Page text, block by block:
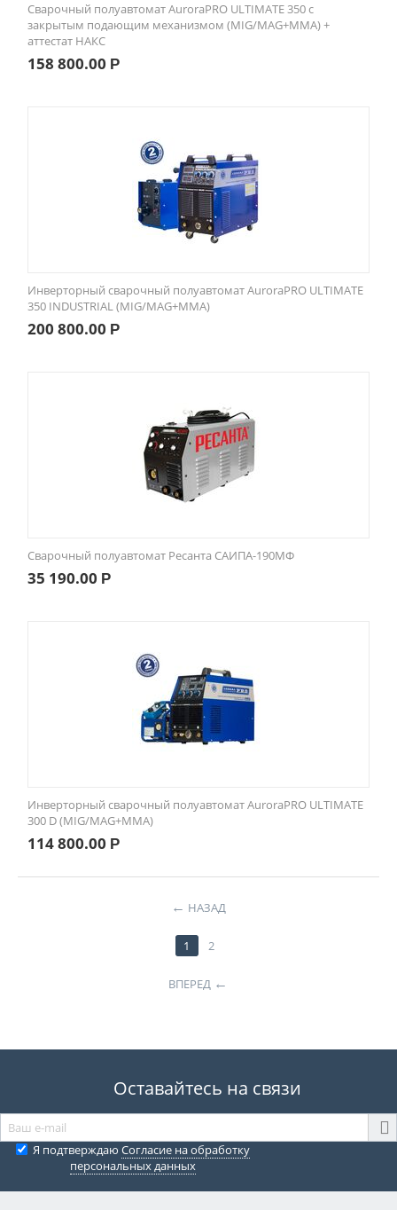
Сварочный полуавтомат AuroraPRO ULTIMATE 350 с
закрытым подающим механизмом (MIG/MAG+MMA) +
аттестат НАКС
158 800.00 Р
Инверторный сварочный полуавтомат AuroraPRO ULTIMATE
350 INDUSTRIAL (MIG/MAG+MMA)
200 800.00 Р
Сварочный полуавтомат Ресанта САИПА-190МФ
35 190.00 Р
Инверторный сварочный полуавтомат AuroraPRO ULTIMATE
300 D (MIG/MAG+MMA)
114 800.00 Р
НАЗАД
1 2
ВПЕРЕД
Оставайтесь на связи
Я подтверждаю Согласие на обработку
персональных данных